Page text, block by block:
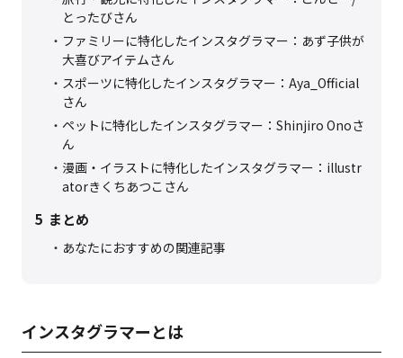
とったびさん
ファミリーに特化したインスタグラマー：あず子供が
大喜びアイテムさん
スポーツに特化したインスタグラマー：Aya_Official
さん
ペットに特化したインスタグラマー：Shinjiro Onoさ
ん
漫画・イラストに特化したインスタグラマー：illustr
atorきくちあつこさん
5 まとめ
あなたにおすすめの関連記事
インスタグラマーとは